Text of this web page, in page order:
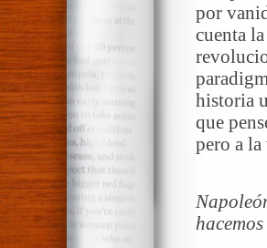
por
cuenta
historia
que
pero a